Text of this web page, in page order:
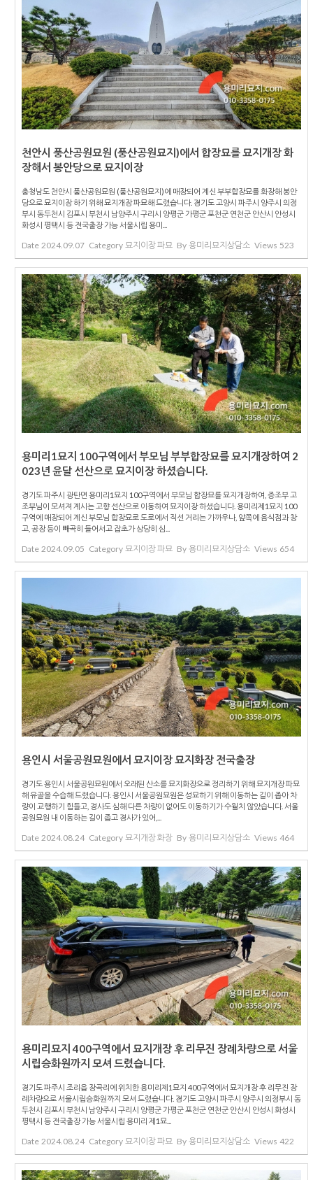
천안시 풍산공원묘원 (풍산공원묘지)에서 합장묘를 묘지개장 화
장해서 봉안당으로 묘지이장
충청남도 천안시 풍산공원묘원 (풍산공원묘지)에 매장되어 계신 부부합장묘를 화장해 봉안
당으로 묘지이장 하기 위해 묘지개장 파묘해 드렸습니다. 경기도 고양시 파주시 양주시 의정
부시 동두천시 김포시 부천시 남양주시 구리시 양평군 가평군 포천군 연천군 안산시 안성시
화성시 평택시 등 전국출장 가능 서울시립 용미...
Date 2024.09.07 Category 묘지이장 파묘 By 용미리묘지상담소 Views 523
용미리1묘지 100구역에서 부모님 부부합장묘를 묘지개장하여 2
023년 윤달 선산으로 묘지이장 하셨습니다.
경기도 파주시 광탄면 용미리1묘지 100구역에서 부모님 합장묘를 묘지개장하여, 증조부 고
조부님이 모셔져 계시는 고향 선산으로 이동하여 묘지이장 하셨습니다. 용미리제1묘지 100
구역에 매장되어 계신 부모님 합장묘로 도로에서 직선 거리는 가까우나, 앞쪽에 음식점과 창
고, 공장 등이 빼곡히 들어서고 잡초가 상당히 심...
Date 2024.09.05 Category 묘지이장 파묘 By 용미리묘지상담소 Views 654
용인시 서울공원묘원에서 묘지이장 묘지화장 전국출장
경기도 용인시 서울공원묘원에서 오래된 산소를 묘지화장으로 정리하기 위해 묘지개장 파묘
해 유골을 수습해 드렸습니다. 용인시 서울공원묘원은 성묘하기 위해 이동하는 길이 좁아 차
량이 교행하기 힘들고, 경사도 심해 다른 차량이 없어도 이동하기가 수월치 않았습니다. 서울
공원묘원 내 이동하는 길이 좁고 경사가 있어,...
Date 2024.08.24 Category 묘지개장 화장 By 용미리묘지상담소 Views 464
용미리묘지 400구역에서 묘지개장 후 리무진 장례차량으로 서울
시립승화원까지 모셔 드렸습니다.
경기도 파주시 조리읍 장곡리에 위치한 용미리제1묘지 400구역에서 묘지개장 후 리무진 장
례차량으로 서울시립승화원까지 모셔 드렸습니다. 경기도 고양시 파주시 양주시 의정부시 동
두천시 김포시 부천시 남양주시 구리시 양평군 가평군 포천군 연천군 안산시 안성시 화성시
평택시 등 전국출장 가능 서울시립 용미리 제1묘...
Date 2024.08.24 Category 묘지이장 파묘 By 용미리묘지상담소 Views 422